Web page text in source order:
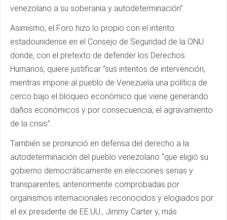
venezolano a su soberanía y autodeterminación”.
Asimismo, el Foro hizo lo propio con el intento
estadounidense en el Consejo de Seguridad de la ONU
donde, con el pretexto de defender los Derechos
Humanos, quiere justificar “sus intentos de intervención,
mientras impone al pueblo de Venezuela una política de
cerco bajo el bloqueo económico que viene generando
daños económicos y por consecuencia, el agravamiento
de la crisis”.
También se pronunció en defensa del derecho a la
autodeterminación del pueblo venezolano “que eligió su
gobierno democráticamente en elecciones serias y
transparentes, anteriormente comprobadas por
organismos internacionales reconocidos y elogiados por
el ex presidente de EE.UU., Jimmy Carter y, más